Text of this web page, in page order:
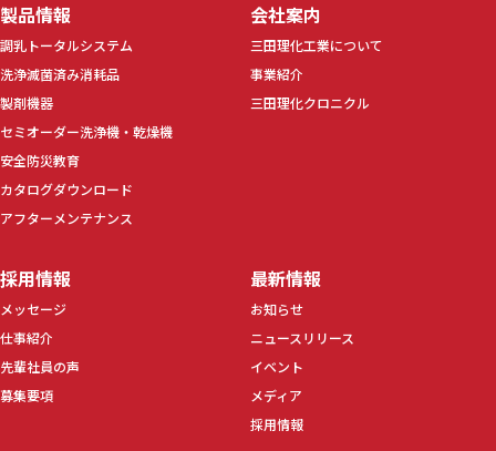
製品情報
調乳トータルシステム
洗浄滅菌済み消耗品
製剤機器
セミオーダー洗浄機・乾燥機
安全防災教育
カタログダウンロード
アフターメンテナンス
会社案内
三田理化工業について
事業紹介
三田理化クロニクル
採用情報
メッセージ
仕事紹介
先輩社員の声
募集要項
最新情報
お知らせ
ニュースリリース
イベント
メディア
採用情報